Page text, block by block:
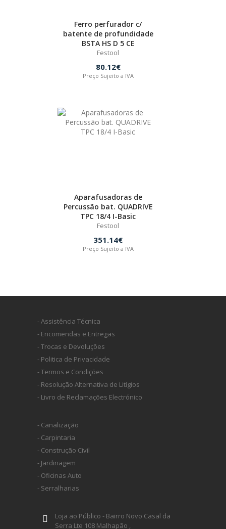
Ferro perfurador c/
batente de profundidade
BSTA HS D 5 CE
Festool
80.12€
Preço Sujeito a IVA
Aparafusadoras de
Percussão bat. QUADRIVE
TPC 18/4 I-Basic
Festool
351.14€
Preço Sujeito a IVA
- Assistência Técnica
- Encomendas e Entregas
- Trocas e Devoluções
- Politica de Privacidade
- Termos e Condições
- Resolução Alternativa de Litígios
- Livro de Reclamações Electrónico
- Canalização
- Carpintaria
- Construção Civil
- Jardinagem
- Oficinas Auto
- Serralharias
Loja ao Público - Bairro Novo Casal da
Serra Lte 108 Malhapão ,